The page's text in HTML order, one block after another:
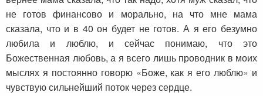
не готов финансово и морально, на что мне мама
сказала, что и в 40 он будет не готов. А я его безумно
любила и люблю, и сейчас понимаю, что это
Божественная любовь, а я всего лишь проводник в моих
мыслях я постоянно говорю «Боже, как я его люблю» и
чувствую сильнейший поток через сердце.